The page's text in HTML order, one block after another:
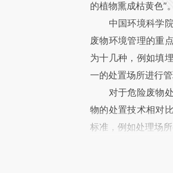
的植物熏成枯黄色”。
中国环境科学院
废物环境管理的重
为十几种，例如填
一的处置场所进行管
对于危险废物处
物的处置技术相对
标准，例如处理场